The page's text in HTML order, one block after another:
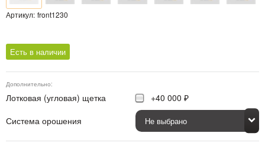
Артикул: front1230
Есть в наличии
Дополнительно:
Лотковая (угловая) щетка
+40 000 ₽
Система орошения